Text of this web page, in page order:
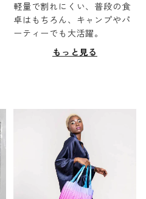
軽量で割れにくい、普段の食
卓はもちろん、キャンプやパ
ーティーでも大活躍。
もっと見る